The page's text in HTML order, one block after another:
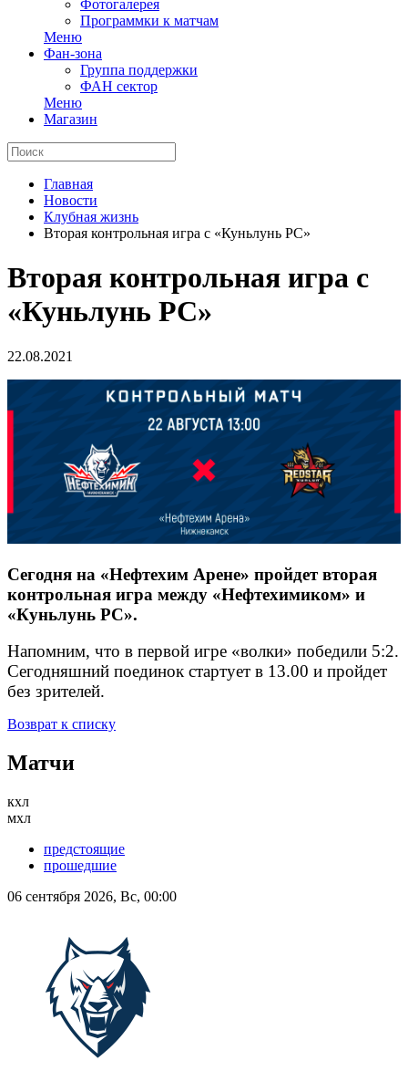
Фотогалерея
Программки к матчам
Меню
Фан-зона
Группа поддержки
ФАН сектор
Меню
Магазин
Главная
Новости
Клубная жизнь
Вторая контрольная игра с «Куньлунь РС»
Вторая контрольная игра с
«Куньлунь РС»
22.08.2021
Сегодня на «Нефтехим Арене» пройдет вторая
контрольная игра между «Нефтехимиком» и
«Куньлунь РС».
Напомним, что в первой игре «волки» победили 5:2.
Сегодняшний поединок стартует в 13.00 и пройдет
без зрителей.
Возврат к списку
Матчи
кхл
мхл
предстоящие
прошедшие
06 сентября 2026, Вс, 00:00